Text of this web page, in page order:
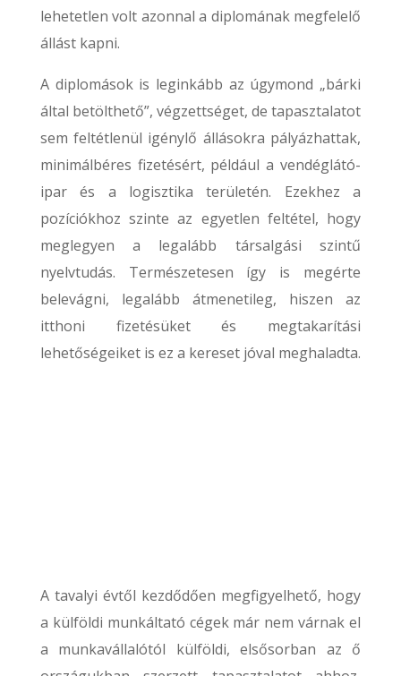
lehetetlen volt azonnal a diplomának megfelelő
állást kapni.
A diplomások is leginkább az úgymond „bárki
által betölthető”, végzettséget, de tapasztalatot
sem feltétlenül igénylő állásokra pályázhattak,
minimálbéres fizetésért, például a vendéglátó-
ipar és a logisztika területén. Ezekhez a
pozíciókhoz szinte az egyetlen feltétel, hogy
meglegyen a legalább társalgási szintű
nyelvtudás. Természetesen így is megérte
belevágni, legalább átmenetileg, hiszen az
itthoni fizetésüket és megtakarítási
lehetőségeiket is ez a kereset jóval meghaladta.
A tavalyi évtől kezdődően megfigyelhető, hogy
a külföldi munkáltató cégek már nem várnak el
a munkavállalótól külföldi, elsősorban az ő